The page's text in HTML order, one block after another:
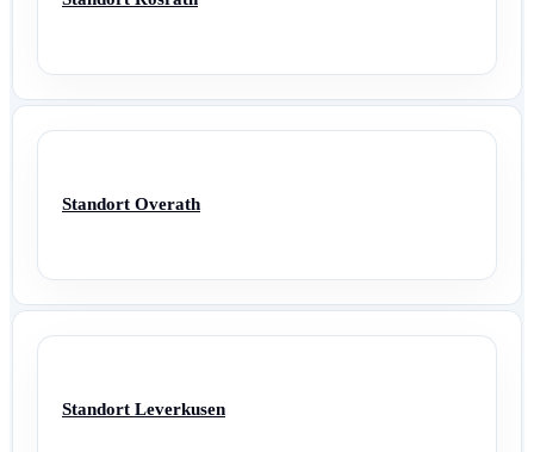
Standort Overath
Standort Leverkusen